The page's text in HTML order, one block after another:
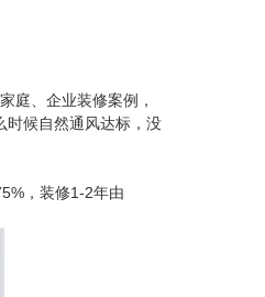
庭、企业装修案例，
时候自然通风达标，没
，装修1-2年由